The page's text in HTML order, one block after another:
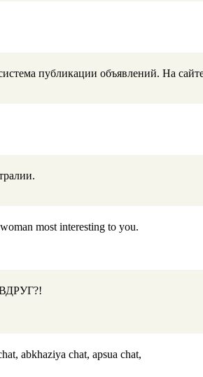
публикации объявлений. На
most interesting to you.
ВДРУГ?!
abkhaziya chat, apsua chat,